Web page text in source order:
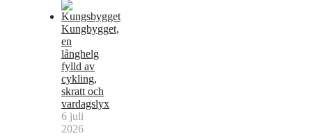
Kungbygget,
en
långhelg
fylld av
cykling,
skratt och
vardagslyx
6 juli
2026